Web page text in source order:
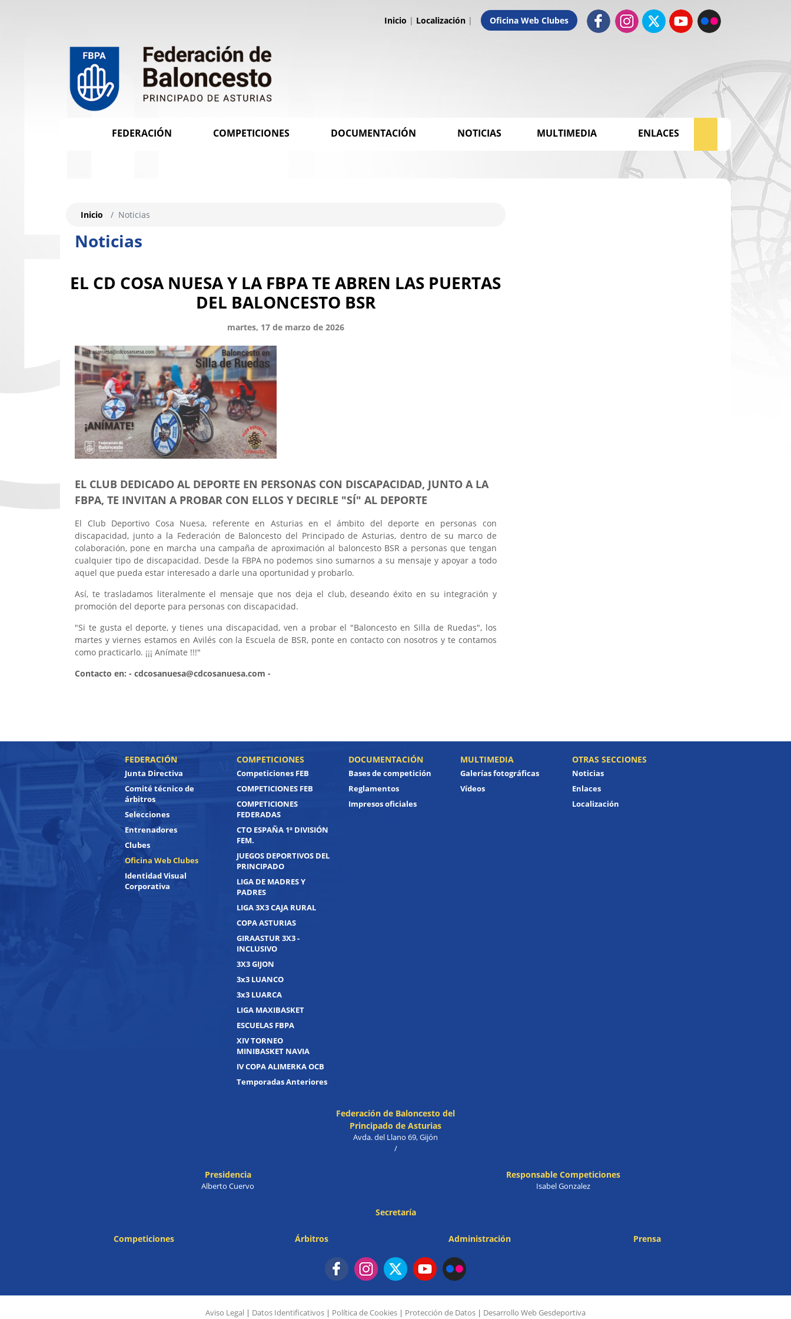
Inicio | Localización | Oficina Web Clubes
FEDERACIÓN COMPETICIONES DOCUMENTACIÓN NOTICIAS MULTIMEDIA ENLACES
Noticias
Inicio Noticias
EL CD COSA NUESA Y LA FBPA TE ABREN LAS PUERTAS
DEL BALONCESTO BSR
martes, 17 de marzo de 2026
EL CLUB DEDICADO AL DEPORTE EN PERSONAS CON DISCAPACIDAD, JUNTO A LA
FBPA, TE INVITAN A PROBAR CON ELLOS Y DECIRLE "SÍ" AL DEPORTE
El Club Deportivo Cosa Nuesa, referente en Asturias en el ámbito del deporte en personas con
discapacidad, junto a la Federación de Baloncesto del Principado de Asturias, dentro de su marco de
colaboración, pone en marcha una campaña de aproximación al baloncesto BSR a personas que tengan
cualquier tipo de discapacidad. Desde la FBPA no podemos sino sumarnos a su mensaje y apoyar a todo
aquel que pueda estar interesado a darle una oportunidad y probarlo.
Así, te trasladamos literalmente el mensaje que nos deja el club, deseando éxito en su integración y
promoción del deporte para personas con discapacidad.
"Si te gusta el deporte, y tienes una discapacidad, ven a probar el "Baloncesto en Silla de Ruedas", los
martes y viernes estamos en Avilés con la Escuela de BSR, ponte en contacto con nosotros y te contamos
como practicarlo. ¡¡¡ Anímate !!!"
Contacto en: - cdcosanuesa@cdcosanuesa.com -
FEDERACIÓN
Junta Directiva
Comité técnico de
árbitros
Selecciones
Entrenadores
Clubes
Oficina Web Clubes
Identidad Visual
Corporativa
COMPETICIONES
Competiciones FEB
COMPETICIONES FEB
COMPETICIONES
FEDERADAS
CTO ESPAÑA 1ª DIVISIÓN
FEM.
JUEGOS DEPORTIVOS DEL
PRINCIPADO
LIGA DE MADRES Y
PADRES
LIGA 3X3 CAJA RURAL
COPA ASTURIAS
GIRAASTUR 3X3 -
INCLUSIVO
3X3 GIJON
3x3 LUANCO
3x3 LUARCA
LIGA MAXIBASKET
ESCUELAS FBPA
XIV TORNEO
MINIBASKET NAVIA
IV COPA ALIMERKA OCB
Temporadas Anteriores
DOCUMENTACIÓN
Bases de competición
Reglamentos
Impresos oficiales
MULTIMEDIA
Galerías fotográficas
Vídeos
OTRAS SECCIONES
Noticias
Enlaces
Localización
Federación de Baloncesto del
Principado de Asturias
Avda. del Llano 69, Gijón
/
Presidencia
Alberto Cuervo
Responsable Competiciones
Isabel Gonzalez
Secretaría
Competiciones Árbitros Administración Prensa
Aviso Legal | Datos Identificativos | Política de Cookies | Protección de Datos | Desarrollo Web Gesdeportiva